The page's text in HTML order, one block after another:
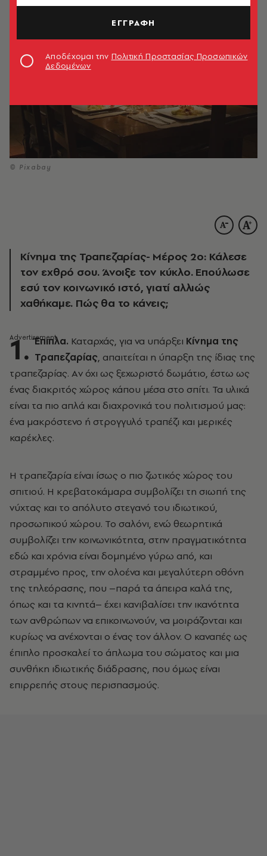
© Pixabay
Κίνημα της Τραπεζαρίας- Μέρος 2ο: Κάλεσε
τον εχθρό σου. Άνοιξε τον κύκλο. Επούλωσε
εσύ τον κοινωνικό ιστό, γιατί αλλιώς
χαθήκαμε. Πώς θα το κάνεις;
1. Έπιπλα. Καταρχάς, για να υπάρξει Κίνημα της
Τραπεζαρίας, απαιτείται η ύπαρξη της ίδιας της
τραπεζαρίας. Aν όχι ως ξεχωριστό δωμάτιο, έστω ως
ένας διακριτός χώρος κάπου μέσα στο σπίτι. Τα υλικά
είναι τα πιο απλά και διαχρονικά του πολιτισμού μας:
ένα μακρόστενο ή στρογγυλό τραπέζι και μερικές
καρέκλες.
Η τραπεζαρία είναι ίσως ο πιο ζωτικός χώρος του
σπιτιού. Η κρεβατοκάμαρα συμβολίζει τη σιωπή της
νύχτας και το απόλυτο στεγανό του ιδιωτικού,
προσωπικού χώρου. Το σαλόνι, ενώ θεωρητικά
συμβολίζει την κοινωνικότητα, στην πραγματικότητα
εδώ και χρόνια είναι δομημένο γύρω από, και
στραμμένο προς, την ολοένα και μεγαλύτερη οθόνη
της τηλεόρασης, που –παρά τα άπειρα καλά της,
όπως και τα κινητά– έχει κανιβαλίσει την ικανότητα
των ανθρώπων να επικοινωνούν, να μοιράζονται και
κυρίως να ανέχονται ο ένας τον άλλον. Ο καναπές ως
έπιπλο προσκαλεί το άπλωμα του σώματος και μια
συνθήκη ιδιωτικής διάδρασης, που όμως είναι
επιρρεπής στους περισπασμούς.
ΕΓΓΡΑΦΗ
Αποδέχομαι την Πολιτική Προστασίας Προσωπικών
Δεδομένων